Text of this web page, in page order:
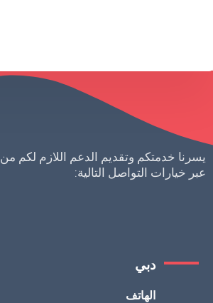
يسرنا خدمتكم وتقديم الدعم اللازم لكم
عبر خيارات التواصل التالية:
دبي
الهاتف